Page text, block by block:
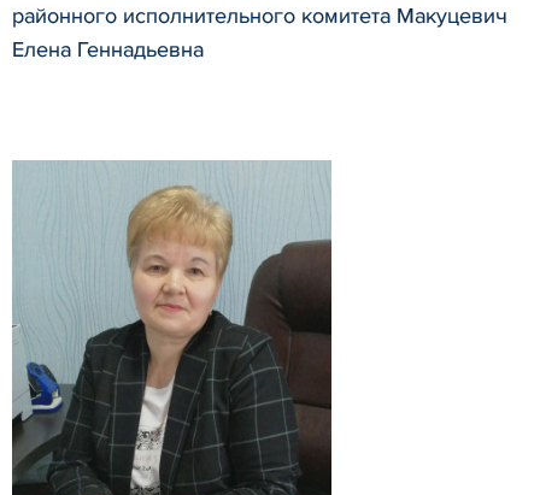
районного исполнительного комитета Макуцевич
Елена Геннадьевна